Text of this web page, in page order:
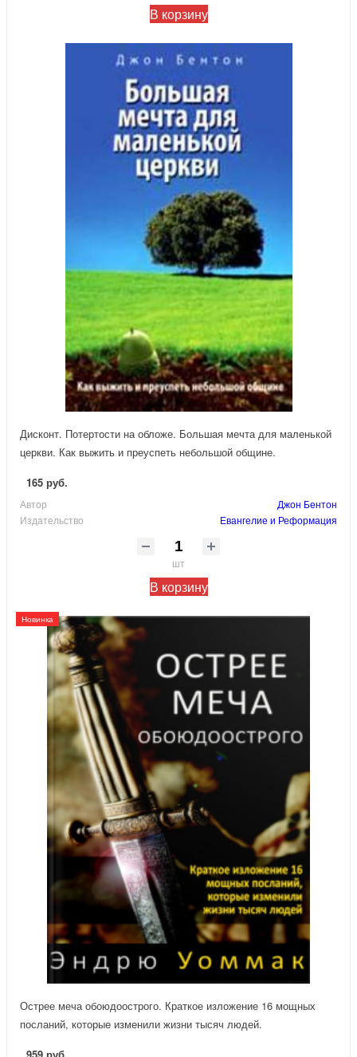
В корзину
Дисконт. Потертости на обложе. Большая мечта для маленькой
церкви. Как выжить и преуспеть небольшой общине.
165 руб.
Автор
Джон Бентон
Издательство
Евангелие и Реформация
шт
В корзину
Новинка
Острее меча обоюдоострого. Краткое изложение 16 мощных
посланий, которые изменили жизни тысяч людей.